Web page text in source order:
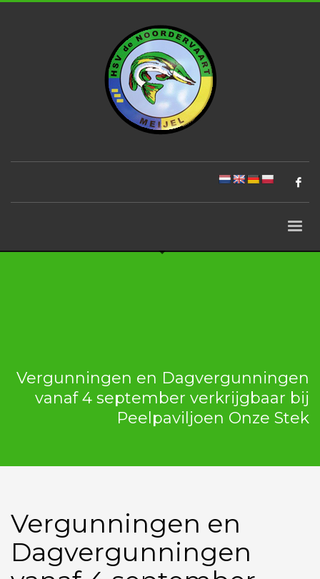
Vergunningen en Dagvergunningen
vanaf 4 september verkrijgbaar bij
Peelpaviljoen Onze Stek
Vergunningen en
Dagvergunningen